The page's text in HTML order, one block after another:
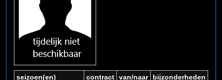
seizoen(en) contract van/naar bijzonderheden